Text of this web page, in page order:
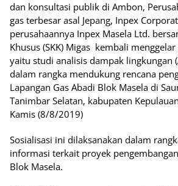
dan konsultasi publik di Ambon,
gas terbesar asal Jepang, Inpex
perusahaannya Inpex Masela Ltd.
Khusus (SKK) Migas kembali
yaitu studi analisis dampak lingkungan
dalam rangka mendukung rencana
Lapangan Gas Abadi Blok Masela di
Tanimbar Selatan, kabupaten
Kamis (8/8/2019)
Sosialisasi ini dilaksanakan dalam
informasi terkait proyek
Blok Masela.